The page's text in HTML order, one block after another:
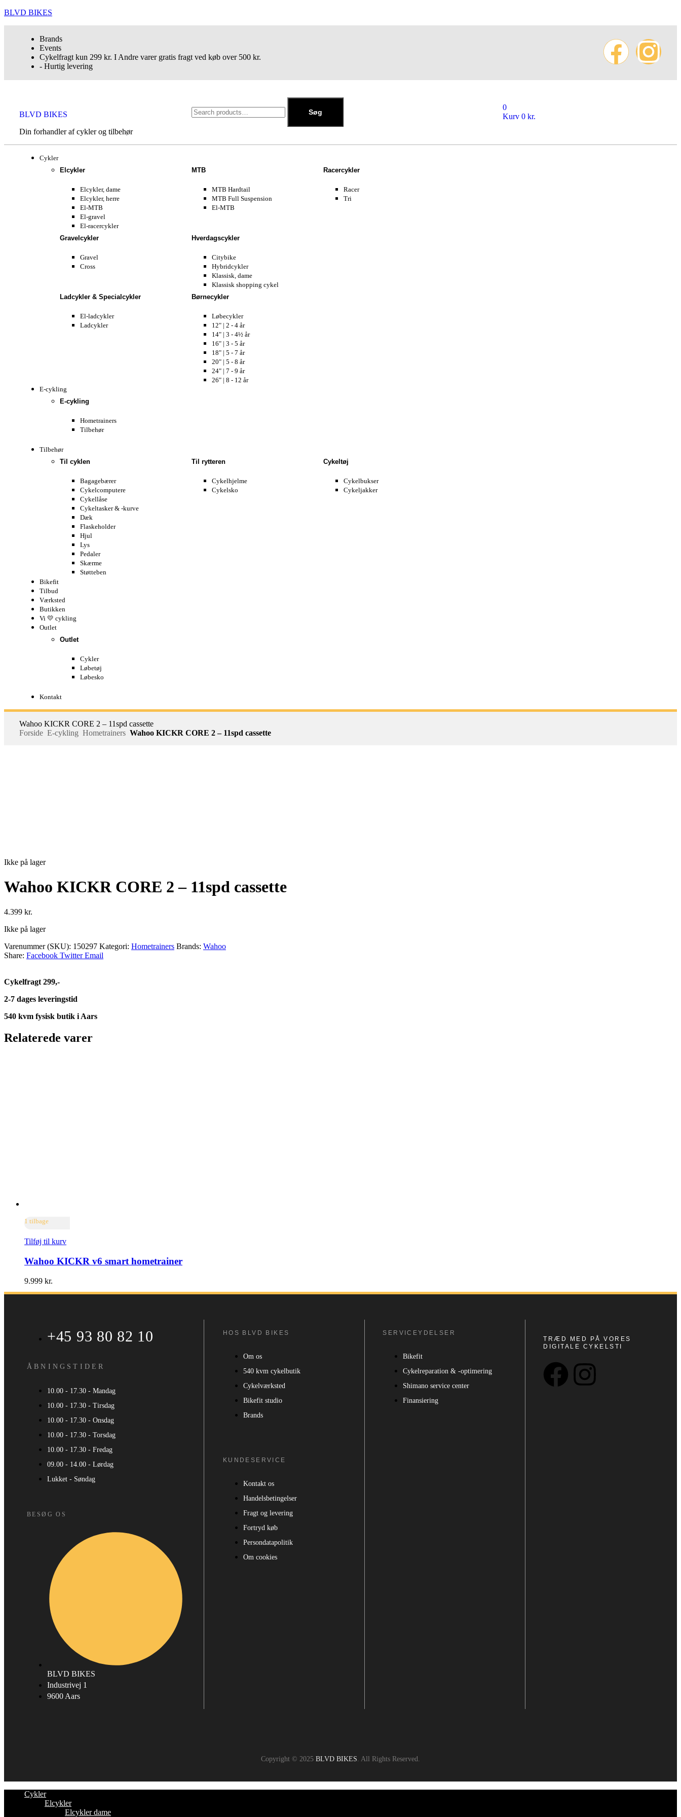
BLVD BIKES
Brands
Events
Cykelfragt kun 299 kr. I Andre varer gratis fragt ved køb over 500 kr.
- Hurtig levering
BLVD BIKES
Din forhandler af cykler og tilbehør
Søg
0
Kurv 0kr.
Cykler
Elcykler
Elcykler, dame
Elcykler, herre
El-MTB
El-gravel
El-racercykler
MTB
MTB Hardtail
MTB Full Suspension
El-MTB
Racercykler
Racer
Tri
Gravelcykler
Gravel
Cross
Hverdagscykler
Citybike
Hybridcykler
Klassisk, dame
Klassisk shopping cykel
Ladcykler & Specialcykler
El-ladcykler
Ladcykler
Børnecykler
Løbecykler
12" | 2 - 4 år
14" | 3 - 4½ år
16" | 3 - 5 år
18" | 5 - 7 år
20" | 5 - 8 år
24" | 7 - 9 år
26" | 8 - 12 år
E-cykling
E-cykling
Hometrainers
Tilbehør
Tilbehør
Til cyklen
Bagagebærer
Cykelcomputere
Cykellåse
Cykeltasker & -kurve
Dæk
Flaskeholder
Hjul
Lys
Pedaler
Skærme
Støtteben
Til rytteren
Cykelhjelme
Cykelsko
Cykeltøj
Cykelbukser
Cykeljakker
Bikefit
Tilbud
Værksted
Butikken
Vi 💛 cykling
Outlet
Outlet
Cykler
Løbetøj
Løbesko
Kontakt
Wahoo KICKR CORE 2 – 11spd cassette
Forside E-cykling Hometrainers Wahoo KICKR CORE 2 – 11spd cassette
Ikke på lager
Wahoo KICKR CORE 2 – 11spd cassette
4.399 kr.
Ikke på lager
Varenummer (SKU): 150297 Kategori: Hometrainers Brands: Wahoo
Share: Facebook Twitter Email
Cykelfragt 299,-
2-7 dages leveringstid
540 kvm fysisk butik i Aars
Relaterede varer
1 tilbage
Tilføj til kurv
Wahoo KICKR v6 smart hometrainer
9.999 kr.
+45 93 80 82 10
ÅBNINGSTIDER
10.00 - 17.30 - Mandag
10.00 - 17.30 - Tirsdag
10.00 - 17.30 - Onsdag
10.00 - 17.30 - Torsdag
10.00 - 17.30 - Fredag
09.00 - 14.00 - Lørdag
Lukket - Søndag
BESØG OS
BLVD BIKES
Industrivej 1
9600 Aars
HOS BLVD BIKES
Om os
540 kvm cykelbutik
Cykelværksted
Bikefit studio
Brands
KUNDESERVICE
Kontakt os
Handelsbetingelser
Fragt og levering
Fortryd køb
Persondatapolitik
Om cookies
SERVICEYDELSER
Bikefit
Cykelreparation & -optimering
Shimano service center
Finansiering
TRÆD MED PÅ VORES
DIGITALE CYKELSTI
Copyright © 2025 BLVD BIKES. All Rights Reserved.
Cykler
Elcykler
Elcykler dame